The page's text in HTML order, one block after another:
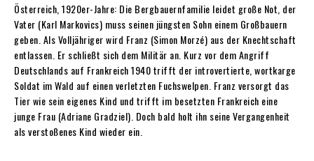
Österreich, 1920er-Jahre: Die Bergbauernfamilie leidet große Not, der
Vater (Karl Markovics) muss seinen jüngsten Sohn einem Großbauern
geben. Als Volljähriger wird Franz (Simon Morzé) aus der Knechtschaft
entlassen. Er schließt sich dem Militär an. Kurz vor dem Angriff
Deutschlands auf Frankreich 1940 trifft der introvertierte, wortkarge
Soldat im Wald auf einen verletzten Fuchswelpen. Franz versorgt das
Tier wie sein eigenes Kind und trifft im besetzten Frankreich eine
junge Frau (Adriane Gradziel). Doch bald holt ihn seine Vergangenheit
als verstoßenes Kind wieder ein.